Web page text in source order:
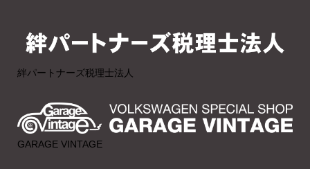
絆パートナーズ税理士法人
GARAGE VINTAGE